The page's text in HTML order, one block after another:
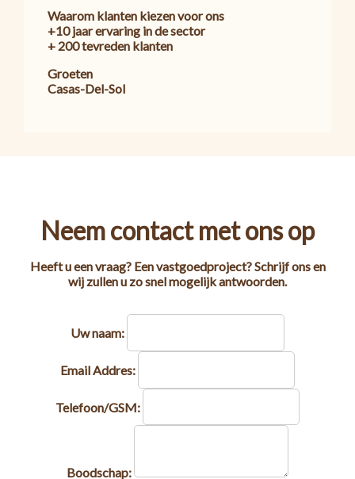
Waarom klanten kiezen voor ons
+10 jaar ervaring in de sector
+ 200 tevreden klanten
Groeten
Casas-Del-Sol
Neem contact met ons op
Heeft u een vraag? Een vastgoedproject? Schrijf ons en
wij zullen u zo snel mogelijk antwoorden.
Uw naam:
Email Addres:
Telefoon/GSM:
Boodschap: